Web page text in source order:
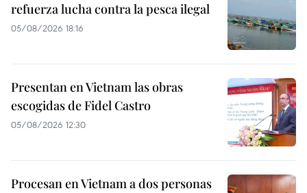
refuerza lucha contra la pesca ilegal
05/08/2026 18:16
Presentan en Vietnam las obras
escogidas de Fidel Castro
05/08/2026 12:30
Procesan en Vietnam a dos personas